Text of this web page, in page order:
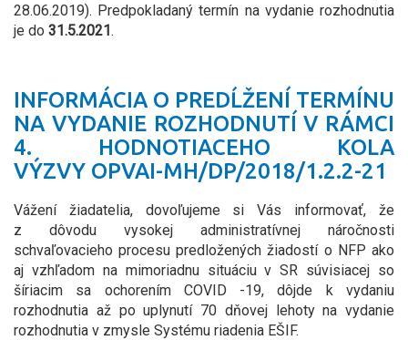
28.06.2019). Predpokladaný termín na vydanie rozhodnutia
je do 31.5.2021.
INFORMÁCIA O PREDĹŽENÍ TERMÍNU
NA VYDANIE ROZHODNUTÍ V RÁMCI
4. HODNOTIACEHO KOLA
VÝZVY OPVAI-MH/DP/2018/1.2.2-21
Vážení žiadatelia, dovoľujeme si Vás informovať, že
z dôvodu vysokej administratívnej náročnosti
schvaľovacieho procesu predložených žiadostí o NFP ako
aj vzhľadom na mimoriadnu situáciu v SR súvisiacej so
šíriacim sa ochorením COVID -19, dôjde k vydaniu
rozhodnutia až po uplynutí 70 dňovej lehoty na vydanie
rozhodnutia v zmysle Systému riadenia EŠIF.